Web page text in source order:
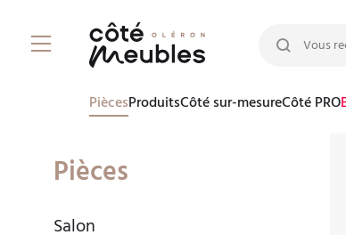
Rechercher :
PiècesProduitsCôté sur-mesureCôté PRO
Pièces
Salon